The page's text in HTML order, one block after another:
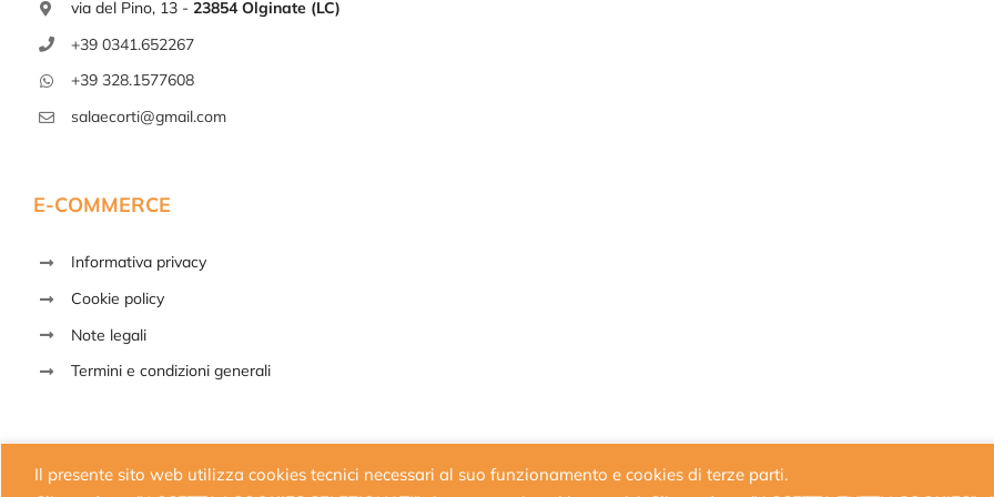
via del Pino, 13 - 23854 Olginate (LC)
+39 0341.652267
+39 328.1577608
salaecorti@gmail.com
E-COMMERCE
Informativa privacy
Cookie policy
Note legali
Termini e condizioni generali
Il presente sito web utilizza cookies tecnici necessari al suo funzionamento e cookies di terze parti.